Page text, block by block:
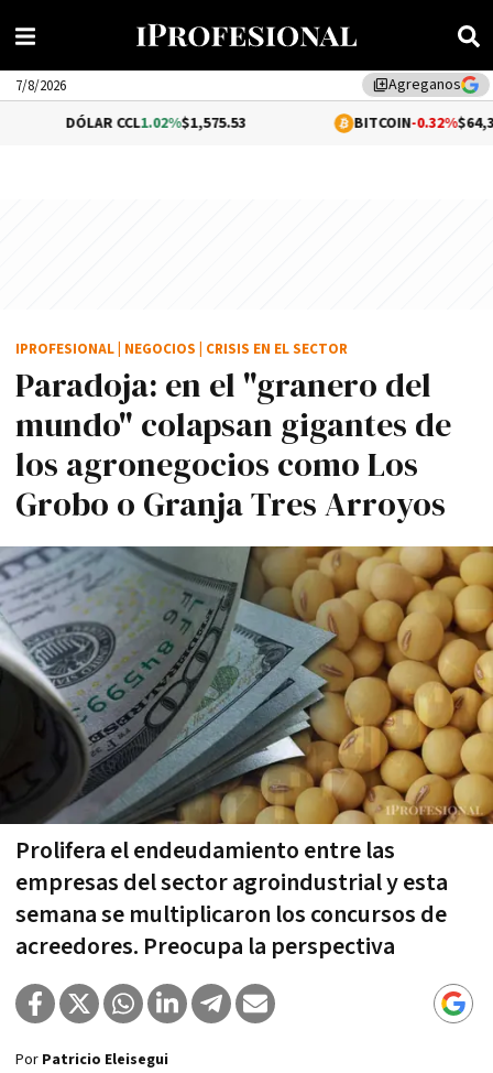
library_addAgreganos
7/8/2026
1.02%$1,575.53 -0.32%$64,335.51
Paradoja: en el "granero del
mundo" colapsan gigantes de
los agronegocios como Los
Grobo o Granja Tres Arroyos
Prolifera el endeudamiento entre las
empresas del sector agroindustrial y esta
semana se multiplicaron los concursos de
acreedores. Preocupa la perspectiva
IPROFESIONAL NEGOCIOS CRISIS EN EL SECTOR
Por Patricio Eleisegui